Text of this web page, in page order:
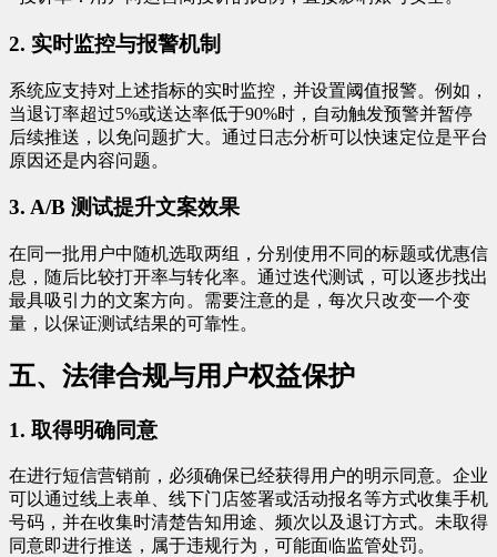
2. 实时监控与报警机制
系统应支持对上述指标的实时监控，并设置阈值报警。例如，
当退订率超过5%或送达率低于90%时，自动触发预警并暂停
后续推送，以免问题扩大。通过日志分析可以快速定位是平台
原因还是内容问题。
3. A/B 测试提升文案效果
在同一批用户中随机选取两组，分别使用不同的标题或优惠信
息，随后比较打开率与转化率。通过迭代测试，可以逐步找出
最具吸引力的文案方向。需要注意的是，每次只改变一个变
量，以保证测试结果的可靠性。
五、法律合规与用户权益保护
1. 取得明确同意
在进行短信营销前，必须确保已经获得用户的明示同意。企业
可以通过线上表单、线下门店签署或活动报名等方式收集手机
号码，并在收集时清楚告知用途、频次以及退订方式。未取得
同意即进行推送，属于违规行为，可能面临监管处罚。